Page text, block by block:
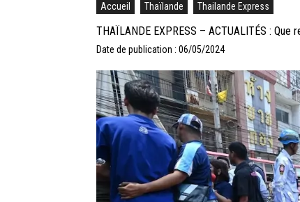
Accueil Thaïlande Thailande Express
THAÏLANDE EXPRESS – ACTUALITÉS : Que
Date de publication : 06/05/2024